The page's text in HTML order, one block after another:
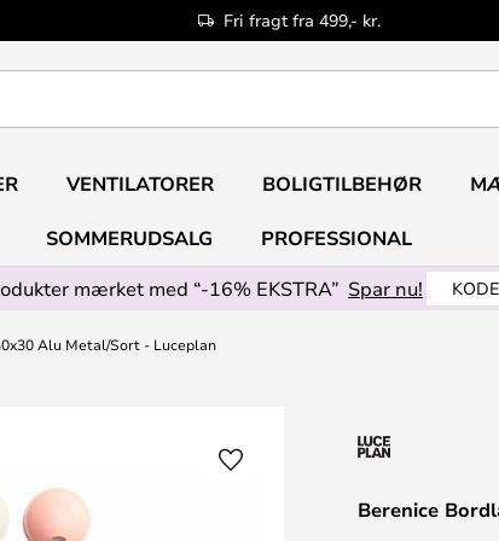
Fri fragt fra 499,- kr.
VENTILATORER BOLIGTILBEHØR
SOMMERUDSALG
PROFESSIONAL
mærket med “-16% EKSTRA” Spar nu!
Alu Metal/Sort - Luceplan
Berenice